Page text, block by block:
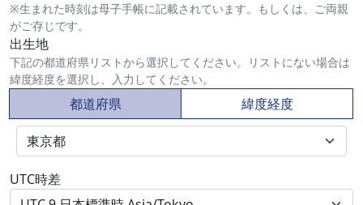
※生まれた時刻は母子手帳に記載されています。もしくは、ご両親
がご存じです。
出生地
下記の都道府県リストから選択してください。リストにない場合は
緯度経度を選択し、入力してください。
都道府県 緯度経度
UTC時差